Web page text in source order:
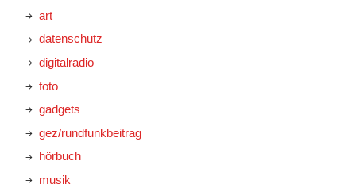
art
datenschutz
digitalradio
foto
gadgets
gez/rundfunkbeitrag
hörbuch
musik